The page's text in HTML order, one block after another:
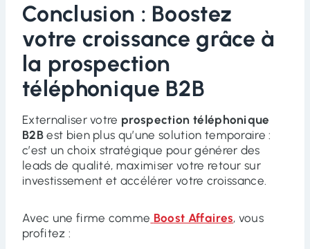
Conclusion : Boostez
votre croissance grâce à
la prospection
téléphonique B2B
Externaliser votre prospection téléphonique
B2Best bien plus qu’une solution temporaire :
c’est un choix stratégique pour générer des
leads de qualité, maximiser votre retour sur
investissement et accélérer votre croissance.
Avec une firme comme Boost Affaires, vous
profitez :